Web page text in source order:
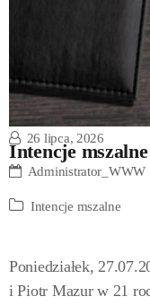
Intencje
26 lipca, 2026
Administrator_WWW
Intencje mszalne
Poniedziałek,
i Piotr Mazur w 21